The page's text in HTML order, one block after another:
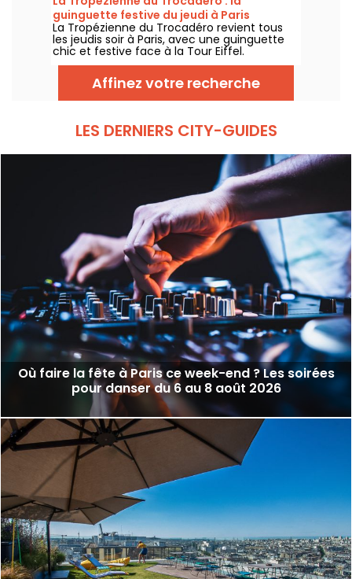
les pieds presque dans l’eau, avant le retour
à la rentrée.
guinguette festive du jeudi à Paris
La Tropézienne du Trocadéro revient tous
les jeudis soir à Paris, avec une guinguette
chic et festive face à la Tour Eiffel.
Affinez votre recherche
LES DERNIERS CITY-GUIDES
Où faire la fête à Paris ce week-end ? Les soirées
pour danser du 6 au 8 août 2026